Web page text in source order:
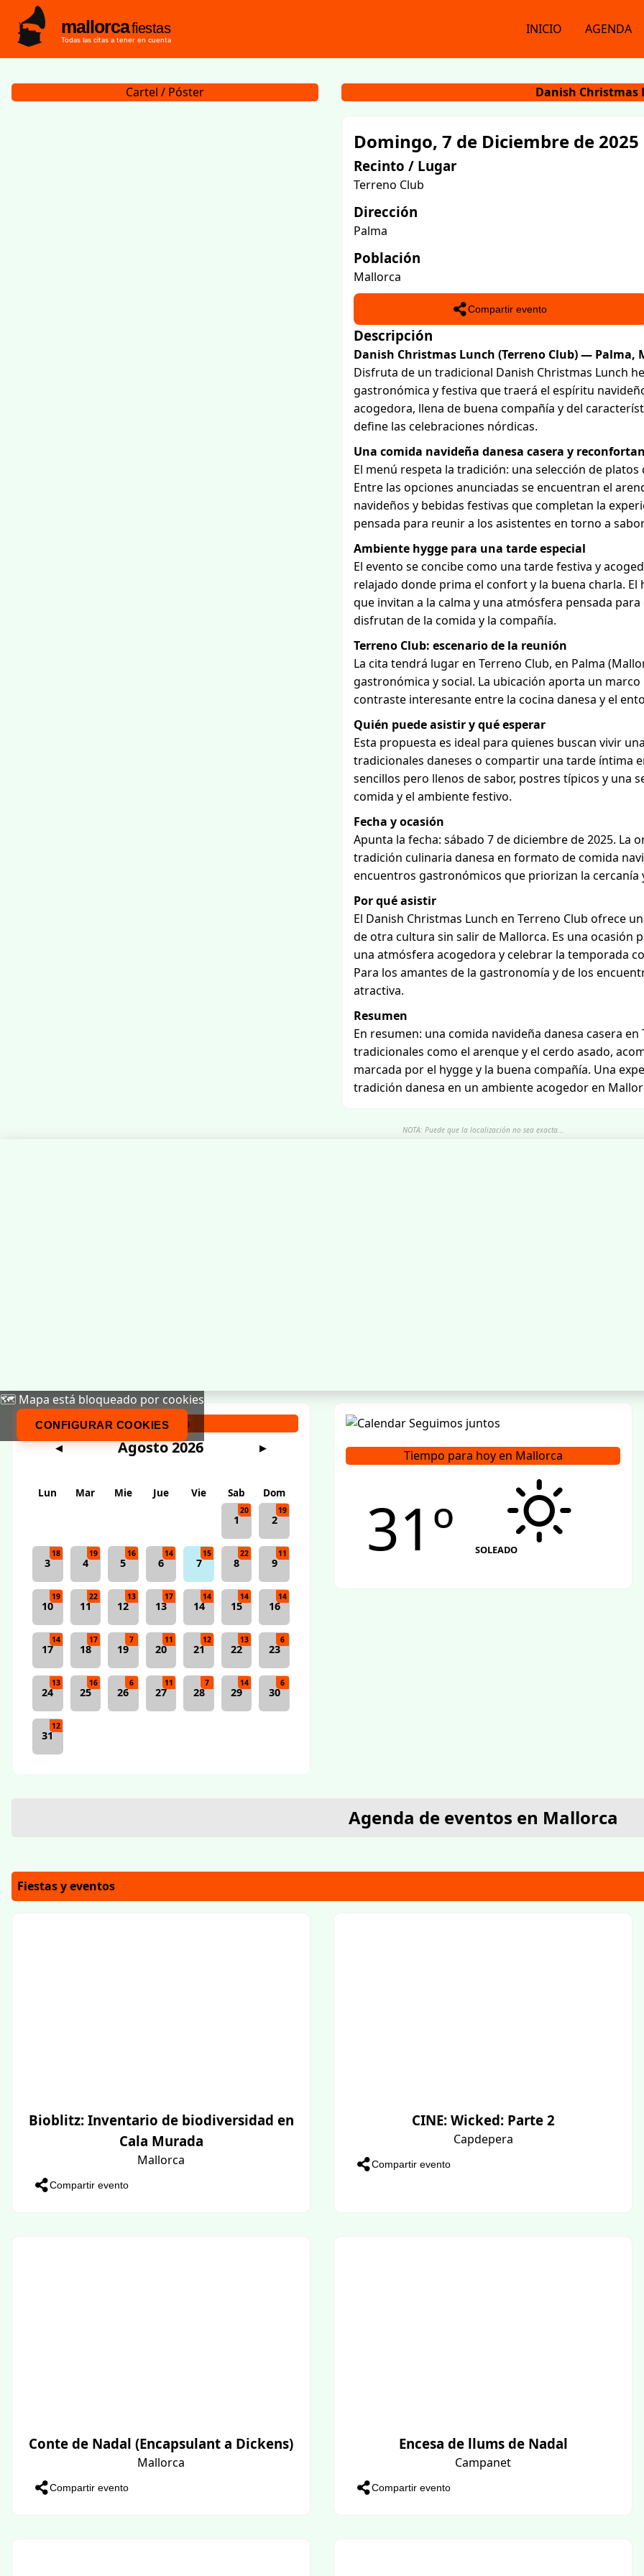
mallorcafiestas
Todas las citas a tener en cuenta
INICIO AGENDA
Cartel / Póster Danish Christmas
Domingo, 7 de Diciembre de 2025
Recinto / Lugar
Terreno Club
Dirección
Palma
Población
Mallorca
Compartir evento
Descripción
Danish Christmas Lunch (Terreno Club) — Palma,
Disfruta de un tradicional Danish Christmas Lunch
gastronómica y festiva que traerá el espíritu
acogedora, llena de buena compañía y del
define las celebraciones nórdicas.
Una comida navideña danesa casera y
El menú respeta la tradición: una selección de
Entre las opciones anunciadas se encuentran el
navideños y bebidas festivas que completan la
pensada para reunir a los asistentes en torno a
Ambiente hygge para una tarde especial
El evento se concibe como una tarde festiva y
relajado donde prima el confort y la buena charla.
que invitan a la calma y una atmósfera pensada
disfrutan de la comida y la compañía.
Terreno Club: escenario de la reunión
La cita tendrá lugar en Terreno Club, en Palma
gastronómica y social. La ubicación aporta un
contraste interesante entre la cocina danesa y el
Quién puede asistir y qué esperar
Esta propuesta es ideal para quienes buscan vivir
tradicionales daneses o compartir una tarde íntima
sencillos pero llenos de sabor, postres típicos y una
comida y el ambiente festivo.
Fecha y ocasión
Apunta la fecha: sábado 7 de diciembre de 2025. La
tradición culinaria danesa en formato de comida
encuentros gastronómicos que priorizan la cercanía
Por qué asistir
El Danish Christmas Lunch en Terreno Club ofrece
de otra cultura sin salir de Mallorca. Es una
una atmósfera acogedora y celebrar la temporada
Para los amantes de la gastronomía y de los
atractiva.
Resumen
En resumen: una comida navideña danesa casera
tradicionales como el arenque y el cerdo asado,
marcada por el hygge y la buena compañía. Una
tradición danesa en un ambiente acogedor en
NOTA: Puede que la localización no sea exacta...
🗺️ Mapa está bloqueado por cookies
CONFIGURAR COOKIES
Calendario
◀ Agosto 2026 ▶
Lun Mar Mie Jue Vie Sab
Dom
1
20
2
19
3
18
4
19
5
16
6
14
7
15
8
22
9
11
10
19
11
22
12
13
13
17
14
14
15
14
16
14
17
14
18
17
19
7
20
11
21
12
22
13
23
6
24
13
25
16
26
6
27
11
28
7
29
14
30
6
31
12
Tiempo para hoy en Mallorca
31º SOLEADO
Agenda de eventos en Mallorca
Fiestas y eventos
Bioblitz: Inventario de biodiversidad en
Cala Murada
Mallorca
Compartir evento
CINE: Wicked: Parte 2
Capdepera
Compartir evento
Conte de Nadal (Encapsulant a Dickens)
Mallorca
Compartir evento
Encesa de llums de Nadal
Campanet
Compartir evento